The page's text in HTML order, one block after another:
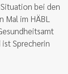
bei den
im HÄBL
Sprecherin